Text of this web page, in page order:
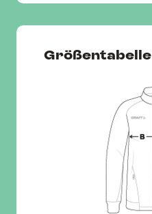
Größentabelle